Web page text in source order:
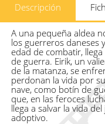
Descripción
A una pequeña aldea
los guerreros daneses
edad de combatir,
de guerra. Eirik, un
de la matanza, se
perdonan la vida por
nave, como botín de
que, en las feroces
llega a salvar la vida
adoptivo.